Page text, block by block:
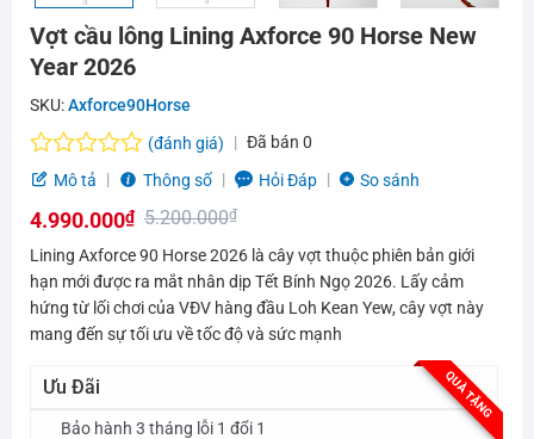
Vợt cầu lông Lining Axforce 90 Horse New
Year 2026
SKU:Axforce90Horse
Được
hạng
0.0
5
sao
(đánh giá) Đã bán 0
Mô tả
Thông số Hỏi Đáp So sánh
5.200.000₫
Giá
gốc
là:
5.200.000₫.
4.990.000₫
Giá
hiện
tại
là:
4.990.000₫.
Lining Axforce 90 Horse 2026 là cây vợt thuộc phiên bản giới
hạn mới được ra mắt nhân dịp Tết Bính Ngọ 2026. Lấy cảm
hứng từ lối chơi của VĐV hàng đầu Loh Kean Yew, cây vợt này
mang đến sự tối ưu về tốc độ và sức mạnh
QUÀ TẶNG
Ưu Đãi
Bảo hành 3 tháng lỗi 1 đổi 1